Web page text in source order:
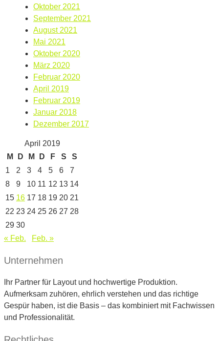
Oktober 2021
September 2021
August 2021
Mai 2021
Oktober 2020
März 2020
Februar 2020
April 2019
Februar 2019
Januar 2018
Dezember 2017
April 2019
M
D M D F S
S
1
2 3 4 5 6
7
8
9 10 11 12 13 14
15 16 17 18 19 20 21
22 23 24 25 26 27 28
29 30
« Feb.
Feb. »
Unternehmen
Ihr Partner für Layout und hochwertige Produktion.
Aufmerksam zuhören, ehrlich verstehen und das richtige
Gespür haben, ist die Basis – das kombiniert mit Fachwissen
und Professionalität.